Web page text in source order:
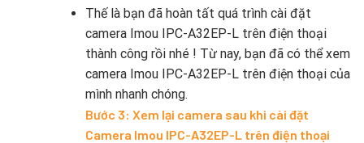
Thế là bạn đã hoàn tất quá trình cài đặt
camera Imou IPC-A32EP-L trên điện thoại
thành công rồi nhé ! Từ nay, bạn đã có thể xem
camera Imou IPC-A32EP-L trên điện thoại của
mình nhanh chóng.
Bước 3: Xem lại camera sau khi cài đặt
Camera Imou IPC-A32EP-L trên điện thoại